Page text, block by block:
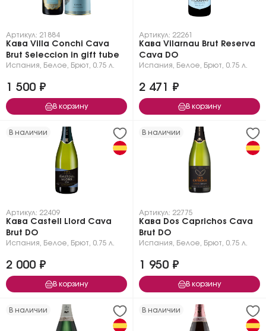
Артикул: 21884
Кава Villa Conchi Cava
Brut Seleccion in gift tube
Испания Белое Брют 0.75 л.
1 500 ₽
В корзину
Артикул: 22261
Кава Vilarnau Brut Reserva
Cava DО
Испания Белое Брют 0.75 л.
2 471 ₽
В корзину
В наличии
Артикул: 22409
Кава Castell Llord Cava
Brut DO
Испания Белое Брют 0.75 л.
2 000 ₽
В корзину
В наличии
Артикул: 22775
Кава Dos Caprichos Cava
Brut DO
Испания Белое Брют 0.75 л.
1 950 ₽
В корзину
В наличии В наличии